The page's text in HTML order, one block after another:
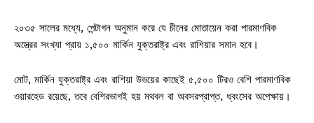
২০৩৫ সালের মধ্যে, পেন্টাগন অনুমান করে যে চীনের মোতায়েন করা পারমাণবিক
অস্ত্রের সংখ্যা প্রায় ১,৫০০ মার্কিন যুক্তরাষ্ট্র এবং রাশিয়ার সমান হবে।
মোট, মার্কিন যুক্তরাষ্ট্র এবং রাশিয়া উভয়ের কাছেই ৫,৫০০ টিরও বেশি পারমাণবিক
ওয়ারহেড রয়েছে, তবে বেশিরভাগই হয় মথবল বা অবসরপ্রাপ্ত, ধ্বংসের অপেক্ষায়।